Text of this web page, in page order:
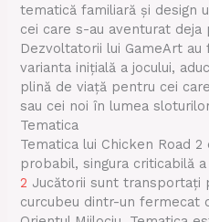
tematică familiară și design
cei care s-au aventurat deja
Dezvoltatorii lui GameArt
varianta inițială a jocului,
plină de viață pentru cei
sau cei noi în lumea
Tematica
Tematica lui Chicken Road
probabil, singura criticabilă
2 Jucătorii sunt transportați
curcubeu dintr-un fermecat